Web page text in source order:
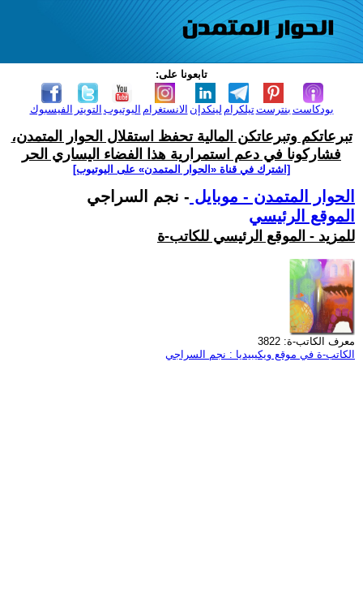
تابعونا على:
الفيسبوك التويتر اليوتيوب الانستغرام لينكدإن تيلكرامبنترست بودكاست
تبرعاتكم وتبرعاتكن المالية تحفظ استقلال الحوار المتمدن،
فشاركونا في دعم استمرارية هذا الفضاء اليساري الحر
[اشترك في قناة ‫«الحوار المتمدن» على اليوتيوب]
الحوار المتمدن - موبايل - نجم السراجي
الموقع الرئيسي
للمزيد - الموقع الرئيسي للكاتب-ة
معرف الكاتب-ة: 3822
الكاتب-ة في موقع ويكيبيديا : نجم السراجي